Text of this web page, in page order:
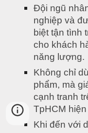
Đội ngũ
nghiệp và
biệt tận tình
cho khách
năng lượng.
Không chỉ
phẩm, mà
cạnh tranh
TpHCM hiện
Khi đến với